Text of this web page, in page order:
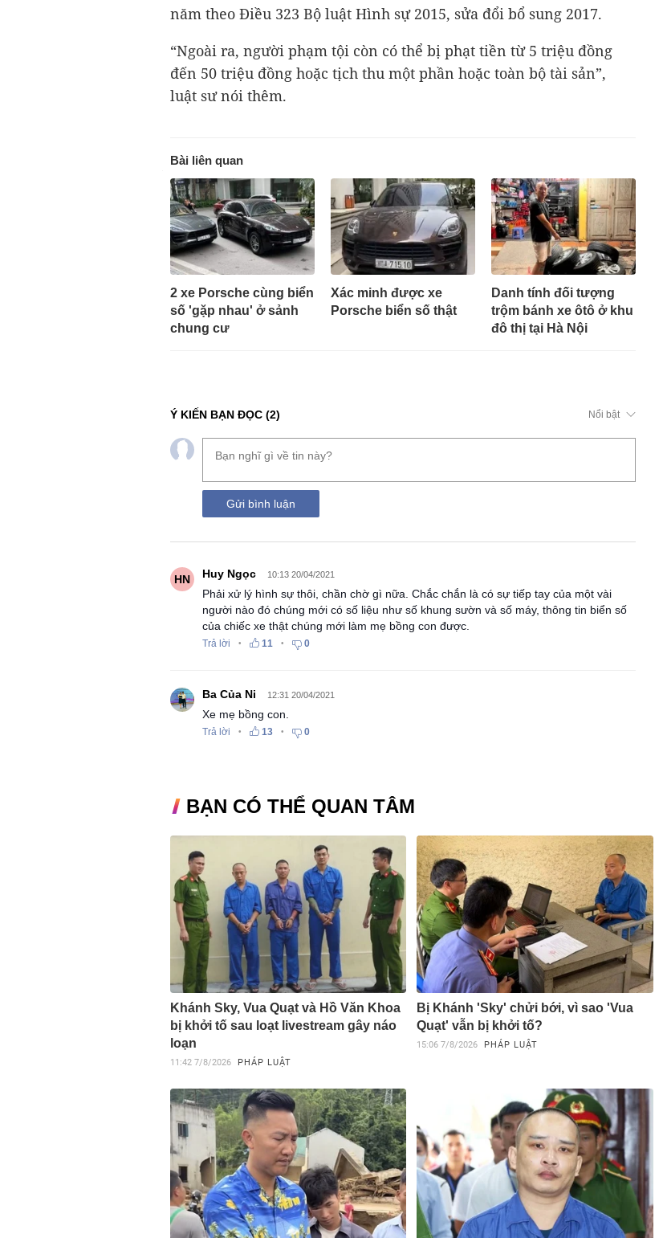
năm theo Điều 323 Bộ luật Hình sự 2015, sửa đổi bổ sung 2017.
“Ngoài ra, người phạm tội còn có thể bị phạt tiền từ 5 triệu đồng
đến 50 triệu đồng hoặc tịch thu một phần hoặc toàn bộ tài sản”,
luật sư nói thêm.
Bài liên quan
2 xe Porsche cùng biển
số 'gặp nhau' ở sảnh
chung cư
Xác minh được xe
Porsche biển số thật
Danh tính đối tượng
trộm bánh xe ôtô ở khu
đô thị tại Hà Nội
Ý KIẾN BẠN ĐỌC (2) Nổi bật
Gửi bình luận
HN Huy Ngọc 10:13 20/04/2021
Phải xử lý hình sự thôi, chần chờ gì nữa. Chắc chắn là có sự tiếp tay của một vài
người nào đó chúng mới có số liệu như số khung sườn và số máy, thông tin biển số
của chiếc xe thật chúng mới làm mẹ bồng con được.
Trả lời • 11 • 0
Ba Của Ni 12:31 20/04/2021
Xe mẹ bồng con.
Trả lời • 13 • 0
BẠN CÓ THỂ QUAN TÂM
Khánh Sky, Vua Quạt và Hồ Văn Khoa
bị khởi tố sau loạt livestream gây náo
loạn
11:42 7/8/2026 PHÁP LUẬT
Bị Khánh 'Sky' chửi bới, vì sao 'Vua
Quạt' vẫn bị khởi tố?
15:06 7/8/2026 PHÁP LUẬT